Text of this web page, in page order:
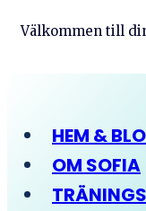
Välkommen till
HEM &
OM SOFIA